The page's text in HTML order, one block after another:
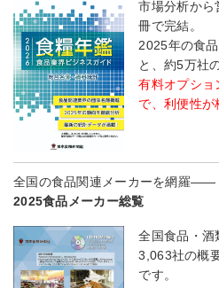
市場分析から
冊で完結。
2025年の食
と、約5万社
有料オプショ
で、利便性が
全国の食品関連メーカーを網羅――
2025食品メーカー総覧
全国食品・酒
3,063社の概
です。